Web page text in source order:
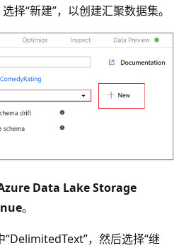
择“新建”，以创建汇聚数据集。
Data Lake Storage
。
“DelimitedText”，然后选择“继